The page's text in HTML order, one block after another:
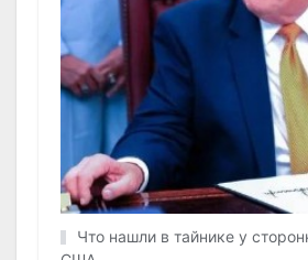
Что нашли в тайнике у